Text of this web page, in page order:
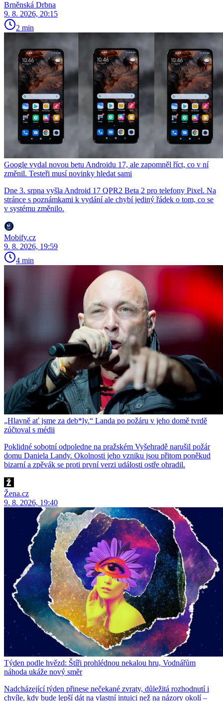
Brněnská Drbna
9. 8. 2026, 20:15
2 min
Google vydal novou betu Androidu 17, ale zapomněl říct, co v ní
změnil. Testeři musí novinky hledat sami
Dne 3. srpna vyšla Android 17 QPR2 Beta 2 pro telefony Pixel. Na
stránce s poznámkami k vydání ale chybí jediný řádek o tom, co se
v systému změnilo.
Mobify.cz
9. 8. 2026, 19:59
4 min
„Hlavně ať jsme za deb*ly.“ Landa po požáru v jeho domě tvrdě
zúčtoval s médii
Poklidné sobotní odpoledne na pražském Vyšehradě narušil požár
domu Daniela Landy. Okolnosti jeho vzniku jsou přitom poněkud
bizarní a zpěvák se proti první verzi události ostře ohradil.
Žena.cz
9. 8. 2026, 19:40
Týden podle hvězd: Štíři prohlédnou nekalou hru, Vodnářům
náhoda ukáže nový směr
Nadcházející týden přinese nečekané zvraty, důležitá rozhodnutí i
chvíle, kdy bude lepší dát na vlastní intuici než na názory okolí –